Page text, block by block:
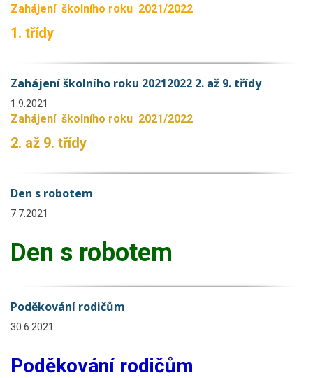
Zahájení školního roku 2021/2022
1. třídy
Zahájení školního roku 20212022 2. až 9. třídy
1.9.2021
Zahájení školního roku 2021/2022
2. až 9. třídy
Den s robotem
7.7.2021
Den s robotem
Poděkování rodičům
30.6.2021
Poděkování rodičům